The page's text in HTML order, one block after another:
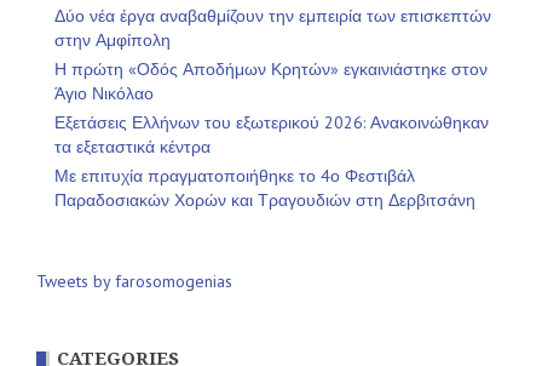
Δύο νέα έργα αναβαθμίζουν την εμπειρία των επισκεπτών
στην Αμφίπολη
Η πρώτη «Οδός Αποδήμων Κρητών» εγκαινιάστηκε στον
Άγιο Νικόλαο
Εξετάσεις Ελλήνων του εξωτερικού 2026: Ανακοινώθηκαν
τα εξεταστικά κέντρα
Με επιτυχία πραγματοποιήθηκε το 4ο Φεστιβάλ
Παραδοσιακών Χορών και Τραγουδιών στη Δερβιτσάνη
Tweets by farosomogenias
CATEGORIES